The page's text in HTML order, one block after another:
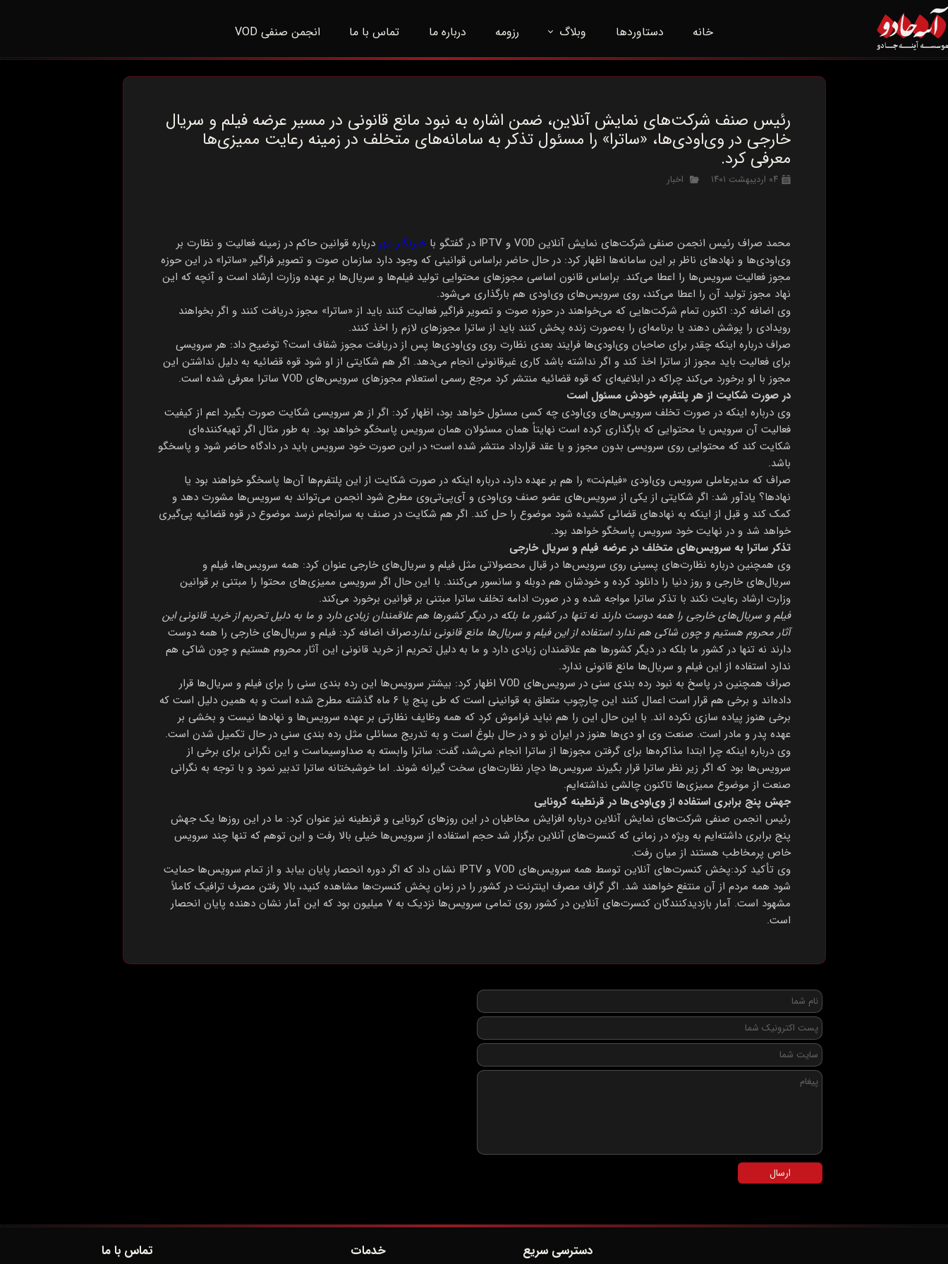
خانه دستاوردها
وبلاگ
اخبار
رزومه درباره ما تماس با ما انجمن صنفی VOD
رئیس صنف شرکت‌های نمایش آنلاین، ضمن اشاره به نبود مانع قانونی در مسیر عرضه فیلم و سریال
خارجی در وی‌اودی‌ها،‌ «ساترا» را مسئول تذکر به سامانه‌های متخلف در زمینه رعایت ممیزی‌ها
معرفی کرد.
۰۴ اردیبهشت ۱۴۰۱ اخبار
محمد صراف رئیس انجمن صنفی شرکت‌های نمایش آنلاین VOD و IPTV در گفتگو با خبرنگار مهر درباره قوانین حاکم در زمینه فعالیت و نظارت بر
وی‌اودی‌ها و نهادهای ناظر بر این سامانه‌ها اظهار کرد: در حال حاضر براساس قوانینی که وجود دارد سازمان صوت و تصویر فراگیر «ساترا» در این حوزه
مجوز فعالیت سرویس‌ها را اعطا می‌کند. براساس قانون اساسی مجوزهای محتوایی تولید فیلم‌ها و سریال‌ها بر عهده وزارت ارشاد است و آنچه که این
نهاد مجوز تولید آن را اعطا می‌کند، روی سرویس‌های وی‌اودی هم بارگذاری می‌شود.
وی اضافه کرد: اکنون تمام شرکت‌هایی که می‌خواهند در حوزه صوت و تصویر فراگیر فعالیت کنند باید از «ساترا» مجوز دریافت کنند و اگر بخواهند
رویدادی را پوشش دهند یا برنامه‌ای را به‌صورت زنده پخش کنند باید از ساترا مجوزهای لازم را اخذ کنند.
صراف درباره اینکه چقدر برای صاحبان وی‌اودی‌ها فرایند بعدی نظارت روی وی‌اودی‌ها پس از دریافت مجوز شفاف است؟ توضیح داد: هر سرویسی
برای فعالیت باید مجوز از ساترا اخذ کند و اگر نداشته باشد کاری غیرقانونی انجام می‌دهد. اگر هم شکایتی از او شود قوه قضائیه به دلیل نداشتن این
مجوز با او برخورد می‌کند چراکه در ابلاغیه‌ای که قوه قضائیه منتشر کرد مرجع رسمی استعلام مجوزهای سرویس‌های VOD ساترا معرفی شده است.
در صورت شکایت از هر پلتفرم، خودش مسئول است
وی درباره اینکه در صورت تخلف سرویس‌های وی‌اودی چه کسی مسئول خواهد بود، اظهار کرد: اگر از هر سرویسی شکایت صورت بگیرد اعم از کیفیت
فعالیت آن سرویس یا محتوایی که بارگذاری کرده است نهایتاً همان مسئولان همان سرویس پاسخگو خواهد بود. به طور مثال اگر تهیه‌کننده‌ای
شکایت کند که محتوایی روی سرویسی بدون مجوز و یا عقد قرارداد منتشر شده است؛ در این صورت خود سرویس باید در دادگاه حاضر شود و پاسخگو
باشد.
صراف که مدیرعاملی سرویس وی‌اودی «فیلم‌نت» را هم بر عهده دارد، درباره اینکه در صورت شکایت از این پلتفرم‌ها آن‌ها پاسخگو خواهند بود یا
نهادها؟ یادآور شد: اگر شکایتی از یکی از سرویس‌های عضو صنف وی‌اودی و آی‌پی‌تی‌وی مطرح شود انجمن می‌تواند به سرویس‌ها مشورت دهد و
کمک کند و قبل از اینکه به نهادهای قضائی کشیده شود موضوع را حل کند. اگر هم شکایت در صنف به سرانجام نرسد موضوع در قوه قضائیه پی‌گیری
خواهد شد و در نهایت خود سرویس پاسخگو خواهد بود.
تذکر ساترا به سرویس‌های متخلف در عرضه فیلم و سریال خارجی
وی همچنین درباره نظارت‌های پسینی روی سرویس‌ها در قبال محصولاتی مثل فیلم و سریال‌های خارجی عنوان کرد: همه سرویس‌ها، فیلم و
سریال‌های خارجی و روز دنیا را دانلود کرده و خودشان هم دوبله و سانسور می‌کنند. با این حال اگر سرویسی ممیزی‌های محتوا را مبتنی بر قوانین
وزارت ارشاد رعایت نکند با تذکر ساترا مواجه شده و در صورت ادامه تخلف ساترا مبتنی بر قوانین برخورد می‌کند.
فیلم و سریال‌های خارجی را همه دوست دارند نه تنها در کشور ما بلکه در دیگر کشورها هم علاقمندان زیادی دارد و ما به دلیل تحریم از خرید قانونی این
آثار محروم هستیم و چون شاکی هم ندارد استفاده از این فیلم و سریال‌ها مانع قانونی نداردصراف اضافه کرد: فیلم و سریال‌های خارجی را همه دوست
دارند نه تنها در کشور ما بلکه در دیگر کشورها هم علاقمندان زیادی دارد و ما به دلیل تحریم از خرید قانونی این آثار محروم هستیم و چون شاکی هم
ندارد استفاده از این فیلم و سریال‌ها مانع قانونی ندارد.
صراف همچنین در پاسخ به نبود رده بندی سنی در سرویس‌های VOD اظهار کرد: بیشتر سرویس‌ها این رده بندی سنی را برای فیلم و سریال‌ها قرار
داده‌اند و برخی هم قرار است اعمال کنند این چارچوب متعلق به قوانینی است که طی پنج یا ۶ ماه گذشته مطرح شده است و به همین دلیل است که
برخی هنوز پیاده سازی نکرده اند. با این حال این را هم نباید فراموش کرد که همه وظایف نظارتی بر عهده سرویس‌ها و نهادها نیست و بخشی بر
عهده پدر و مادر است. صنعت وی او دی‌ها هنوز در ایران نو و در حال بلوغ است و به تدریج مسائلی مثل رده بندی سنی در حال تکمیل شدن است.
وی درباره اینکه چرا ابتدا مذاکره‌ها برای گرفتن مجوزها از ساترا انجام نمی‌شد، گفت: ساترا وابسته به صداوسیماست و این نگرانی برای برخی از
سرویس‌ها بود که اگر زیر نظر ساترا قرار بگیرند سرویس‌ها دچار نظارت‌های سخت گیرانه شوند. اما خوشبختانه ساترا تدبیر نمود و با توجه به نگرانی
صنعت از موضوع ممیزی‌ها تاکنون چالشی نداشته‌ایم.
جهش پنج برابری استفاده از وی‌اودی‌ها در قرنطینه کرونایی
رئیس انجمن صنفی شرکت‌های نمایش آنلاین درباره افزایش مخاطبان در این روزهای کرونایی و قرنطینه نیز عنوان کرد: ما در این روزها یک جهش
پنج برابری داشته‌ایم به ویژه در زمانی که کنسرت‌های آنلاین برگزار شد حجم استفاده از سرویس‌ها خیلی بالا رفت و این توهم که تنها چند سرویس
خاص پرمخاطب هستند از میان رفت.
وی تأکید کرد:‌پخش کنسرت‌های آنلاین توسط همه سرویس‌های VOD و IPTV نشان داد که اگر دوره انحصار پایان بیابد و از تمام سرویس‌ها حمایت
شود همه مردم از آن منتفع خواهند شد. اگر گراف مصرف اینترنت در کشور را در زمان پخش کنسرت‌ها مشاهده کنید، بالا رفتن مصرف ترافیک کاملاً
مشهود است. آمار بازدیدکنندگان کنسرت‌های آنلاین در کشور روی تمامی سرویس‌ها نزدیک به ۷ میلیون بود که این آمار نشان دهنده پایان انحصار
است.
ارسال
دسترسی سریع خدمات تماس با ما